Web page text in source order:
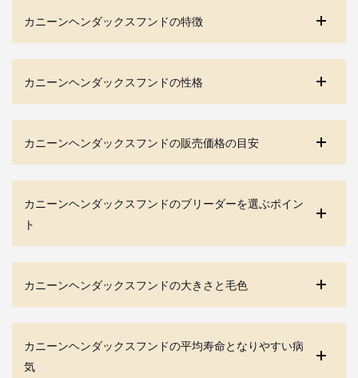
カニーンヘンダックスフンドの特徴
カニーンヘンダックスフンドの性格
カニーンヘンダックスフンドの販売価格の目安
カニーンヘンダックスフンドのブリーダーを選ぶポイン
ト
カニーンヘンダックスフンドの大きさと毛色
カニーンヘンダックスフンドの平均寿命となりやすい病
気